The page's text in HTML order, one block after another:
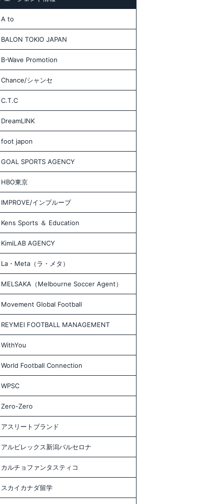
A to
BALON TOKIO JAPAN
B-Wave Promotion
Chance/シャンセ
C.T.C
DreamLINK
foot japon
GOAL SPORTS AGENCY
HBO東京
IMPROVE/インプルーブ
Kens Sports ＆ Education
KimiLAB AGENCY
La・Meta（ラ・メタ）
MELSAKA（Melbourne Soccer Agent）
Movement Global Football
REYMEI FOOTBALL MANAGEMENT
WithYou
World Football Connection
WPSC
Zero-Zero
アスリートブランド
アルビレックス新潟バルセロナ
カルチョファンタスティコ
スカイカナダ留学